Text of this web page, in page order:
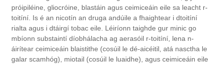
próipiléine, gliocróine, blastáin agus ceimiceáin eile sa leacht r-
toitíní. Is é an nicotín an druga andúile a fhaightear i dtoitíní
rialta agus i dtáirgí tobac eile. Léiríonn taighde gur minic go
mbíonn substaintí díobhálacha ag aerasóil r-toitíní, lena n-
áirítear ceimiceáin blaistithe (cosúil le dé-aicéitil, atá nasctha le
galar scamhóg), miotail (cosúil le luaidhe), agus ceimiceáin eile